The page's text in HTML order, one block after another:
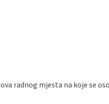
radnog mjesta na koje se